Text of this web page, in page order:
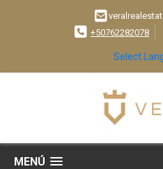
+50762282078
Select
MENÚ